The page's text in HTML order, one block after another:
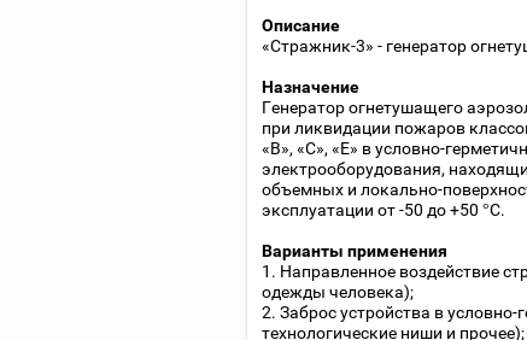
Описание
«Стражник-3» - генератор
Назначение
Генератор огнетушащего
при ликвидации пожаров
«В», «С», «Е» в условно-
электрооборудования,
объемных и локально-
эксплуатации от -50 до +50 °С.
Варианты применения
1. Направленное воздействие
одежды человека);
2. Заброс устройства в
технологические ниши и прочее);